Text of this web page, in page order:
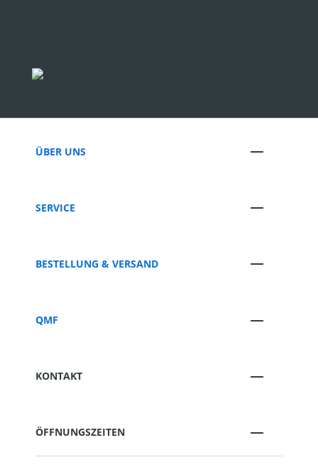
ÜBER UNS
SERVICE
BESTELLUNG & VERSAND
QMF
KONTAKT
ÖFFNUNGSZEITEN